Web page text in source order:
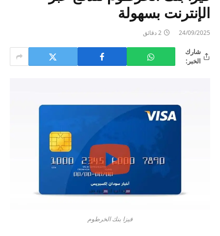
الإنترنت بسهولة
24/09/2025 2 دقائق
شارك
الخبر:
فيزا بنك الخرطوم